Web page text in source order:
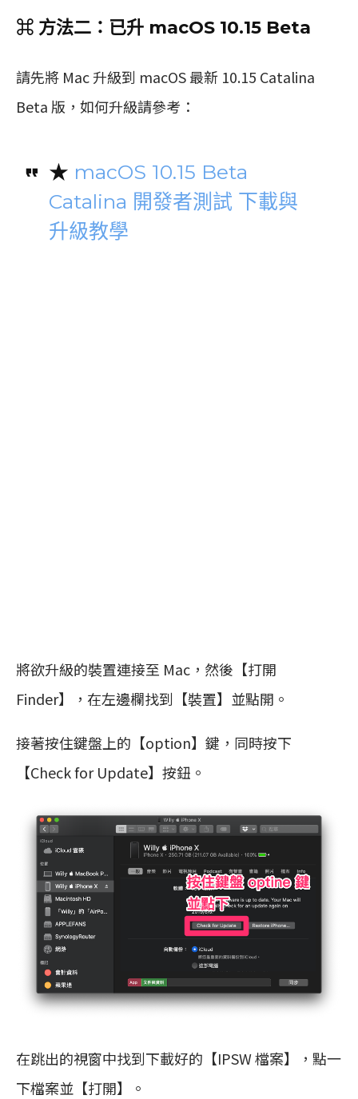
⌘ 方法二：已升 macOS 10.15 Beta
請先將 Mac 升級到 macOS 最新 10.15 Catalina
Beta 版，如何升級請參考：
★ macOS 10.15 Beta
Catalina 開發者測試 下載與
升級教學
將欲升級的裝置連接至 Mac，然後【打開
Finder】，在左邊欄找到【裝置】並點開。
接著按住鍵盤上的【option】鍵，同時按下
【Check for Update】按鈕。
在跳出的視窗中找到下載好的【IPSW 檔案】，點一
下檔案並【打開】。